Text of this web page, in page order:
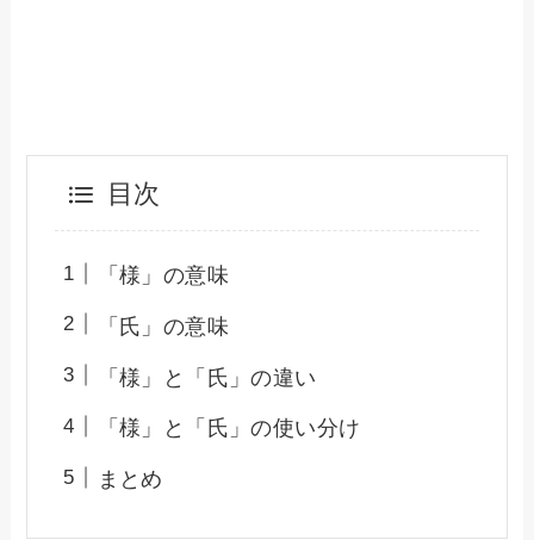
目次
「様」の意味
「氏」の意味
「様」と「氏」の違い
「様」と「氏」の使い分け
まとめ